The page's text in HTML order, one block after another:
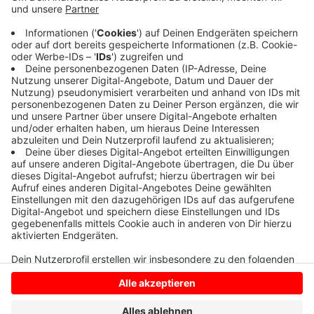
Wenn ihr die Hundedame gesehen habt, meldet euch
bitte bei Dila per Mai anDibrani163@hotmail.comoder
ruft an: 01605601378.
Anzeige
Anzeige